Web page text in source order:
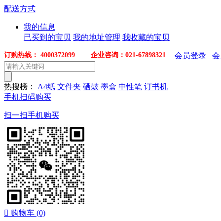
配送方式
我的信息
已买到的宝贝 我的地址管理 我收藏的宝贝
订购热线： 4000372099 企业咨询：021-67898321 会员登录
热搜榜： A4纸 文件夹 硒鼓 墨盒 中性笔 订书机
手机扫码购买
扫一扫手机购买
 购物车 (0)